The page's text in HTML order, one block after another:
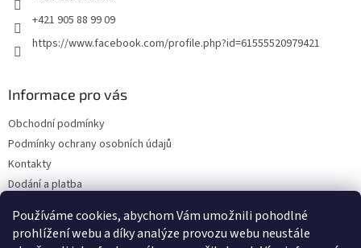
Používáme cookies, abychom Vám umožnili pohodlné
prohlížení webu a díky analýze provozu webu neustále
+421 905 88 99 09
https://www.facebook.com/profile.php?id=61555520979421
Informace pro vás
Obchodní podmínky
Podmínky ochrany osobních údajů
Kontakty
Dodání a platba
Hodnocení obchodu